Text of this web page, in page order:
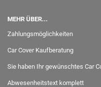
MEHR ÜBER...
Zahlungsmöglichkeiten
Car Cover Kaufberatung
Sie haben Ihr gewünschtes Car
Abwesenheitstext komplett